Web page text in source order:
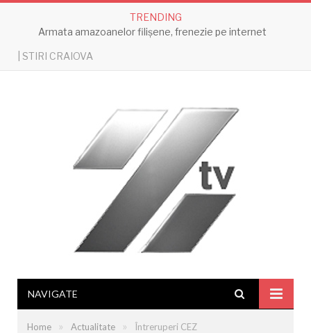
TRENDING
Armata amazoanelor filișene, frenezie pe internet
| STIRI CRAIOVA
NAVIGATE
Home » Actualitate » Întreruperi CEZ